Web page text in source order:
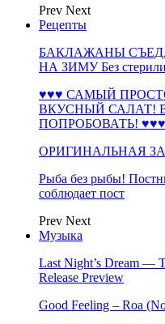
Prev Next
Рецепты
БАКЛАЖАНЫ
НА ЗИМУ Без
♥♥♥ САМЫЙ
ВКУСНЫЙ САЛАТ!
ПОПРОБОВАТЬ! ♥♥♥
ОРИГИНАЛЬНАЯ
Рыба без рыбы!
соблюдает пост
Prev Next
Музыка
Last Night’s Dream —
Release Preview
Good Feeling – Roa